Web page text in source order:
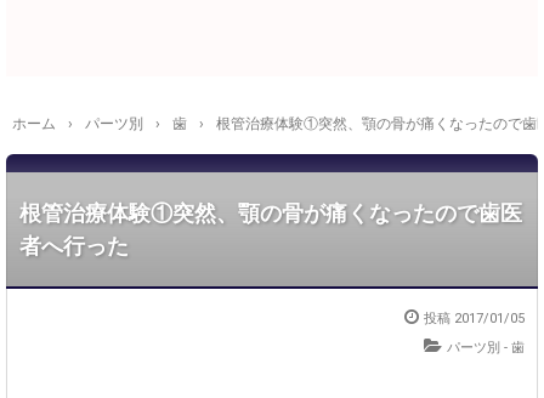
ホーム › パーツ別 › 歯 › 根管治療体験①突然、顎の骨が痛くなったので歯
根管治療体験①突然、顎の骨が痛くなったので歯医
者へ行った
投稿 2017/01/05
パーツ別 - 歯